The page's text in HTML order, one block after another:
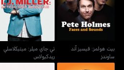
ساوندز
بيت هولمز: فيسيز آند
ساوندز
ريدكيولاس
تي جاي ميلر: ميتيكلاسلي
ريدكيولاس